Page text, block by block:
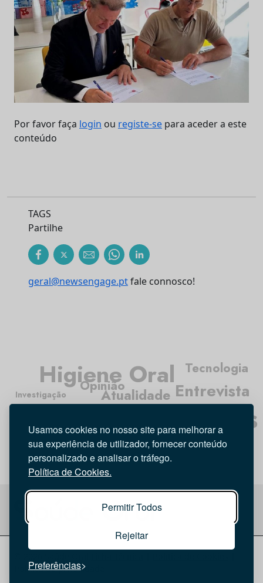
Usamos cookies no nosso site para melhorar a
sua experiência de utilizador, fornecer conteúdo
personalizado e analisar o tráfego.
Política de Cookies.
Permitir Todos
Rejeitar
Preferências
Por favor faça login ou registe-se para aceder a este
conteúdo
TAGS
Partilhe
geral@newsengage.ptfale connosco!
Atualidade
Médicos Dentistas
Higiene Oral
Entrevista
Opinião
Tecnologia
Investigação
Política de privacidade